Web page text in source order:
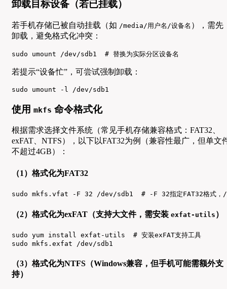
卸载目标设备（若已挂载）
若手机存储已被自动挂载（如 /media/用户名/设备名 ），需先
卸载，避免格式化冲突：
sudo umount /dev/sdb1  # 替换为实际分区设备名
若提示“设备忙”，可尝试强制卸载：
sudo umount -l /dev/sdb1
使用 mkfs 命令格式化
根据需求选择文件系统（常见手机存储兼容格式：FAT32、
exFAT、NTFS），以下以FAT32为例（兼容性最广，但单文
不超过4GB）：
（1）格式化为FAT32
sudo mkfs.vfat -F 32 /dev/sdb1  # -F 32指定FAT32格式，/
（2）格式化为exFAT（支持大文件，需安装 exfat-utils ）
sudo yum install exfat-utils  # 安装exFAT支持工具
sudo mkfs.exfat /dev/sdb1
（3）格式化为NTFS（Windows兼容，但手机可能需额外支
持）